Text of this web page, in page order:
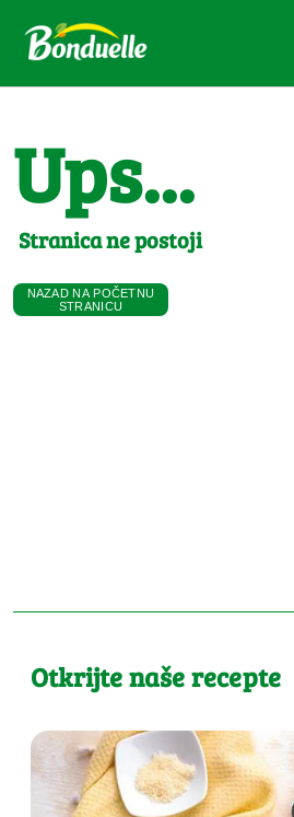
Ups...
Stranica ne postoji
NAZAD NA POČETNU
STRANICU
Otkrijte naše recepte